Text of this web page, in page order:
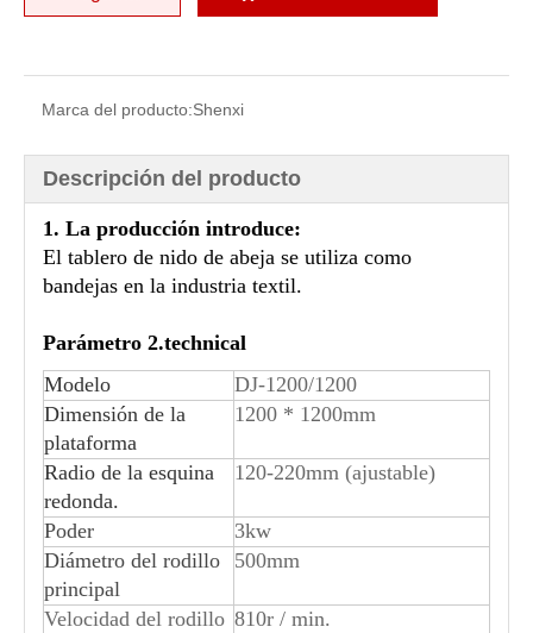
Marca del producto:Shenxi
Descripción del producto
1. La producción introduce:
El tablero de nido de abeja se utiliza como
bandejas en la industria textil.
Parámetro 2.technical
Modelo
DJ-1200/1200
Dimensión de la
plataforma
1200 * 1200mm
Radio de la esquina
redonda.
120-220mm (ajustable)
Poder
3kw
Diámetro del rodillo
principal
500mm
Velocidad del rodillo 810r / min.